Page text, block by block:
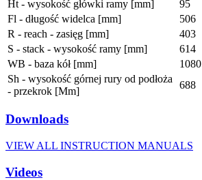
Ht - wysokość główki ramy [mm]
95
Fl - długość widelca [mm]
506
R - reach - zasięg [mm]
403
S - stack - wysokość ramy [mm]
614
WB - baza kół [mm]
1080
Sh - wysokość górnej rury od podłoża
- przekrok [Mm]
688
Downloads
VIEW ALL INSTRUCTION MANUALS
Videos